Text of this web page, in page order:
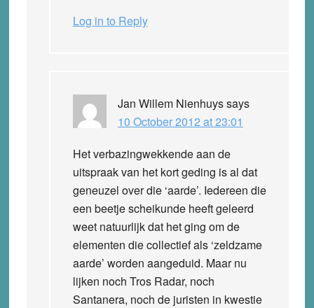
Log in to Reply
Jan Willem Nienhuyssays
10 October 2012 at 23:01
Het verbazingwekkende aan de
uitspraak van het kort geding is al dat
geneuzel over die ‘aarde’. Iedereen die
een beetje scheikunde heeft geleerd
weet natuurlijk dat het ging om de
elementen die collectief als ‘zeldzame
aarde’ worden aangeduid. Maar nu
lijken noch Tros Radar, noch
Santanera, noch de juristen in kwestie